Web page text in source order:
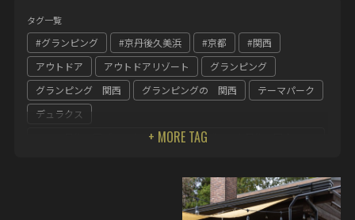
タグ一覧
#グランピング #京丹後久美浜 #京都
#関西
アウトドア
アウトドアリゾート
グランピング
グランピング 関西
グランピングの 関西
テーマパーク
デュラクス
ホテル丹後王国デュラクスアウトドアリゾート京丹後王国食のみ
食のみやこ